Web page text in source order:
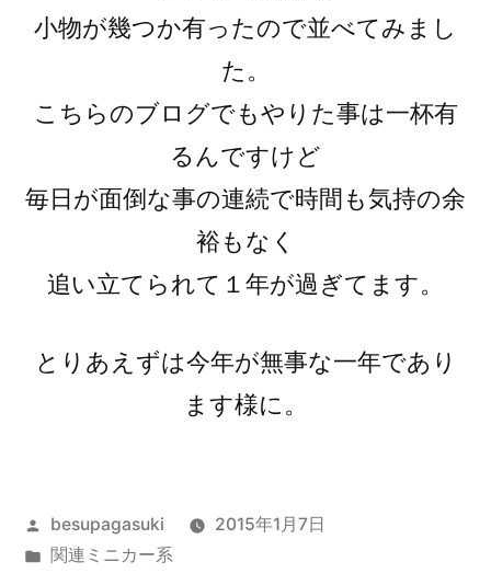
小物が幾つか有ったので並べてみまし
た。
こちらのブログでもやりた事は一杯有
るんですけど
毎日が面倒な事の連続で時間も気持の余
裕もなく
追い立てられて１年が過ぎてます。
とりあえずは今年が無事な一年であり
ます様に。
投
稿
besupagasuki
2015年1月7日
カ
関連ミニカー系